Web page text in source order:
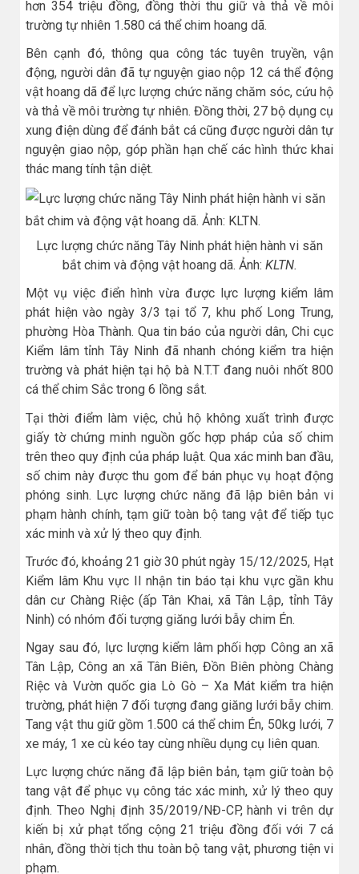
hơn 354 triệu đồng, đồng thời thu giữ và thả về môi
trường tự nhiên 1.580 cá thể chim hoang dã.
Bên cạnh đó, thông qua công tác tuyên truyền, vận
động, người dân đã tự nguyện giao nộp 12 cá thể động
vật hoang dã để lực lượng chức năng chăm sóc, cứu hộ
và thả về môi trường tự nhiên. Đồng thời, 27 bộ dụng cụ
xung điện dùng để đánh bắt cá cũng được người dân tự
nguyện giao nộp, góp phần hạn chế các hình thức khai
thác mang tính tận diệt.
Lực lượng chức năng Tây Ninh phát hiện hành vi săn
bắt chim và động vật hoang dã. Ảnh: KLTN.
Một vụ việc điển hình vừa được lực lượng kiểm lâm
phát hiện vào ngày 3/3 tại tổ 7, khu phố Long Trung,
phường Hòa Thành. Qua tin báo của người dân, Chi cục
Kiểm lâm tỉnh Tây Ninh đã nhanh chóng kiểm tra hiện
trường và phát hiện tại hộ bà N.T.T đang nuôi nhốt 800
cá thể chim Sắc trong 6 lồng sắt.
Tại thời điểm làm việc, chủ hộ không xuất trình được
giấy tờ chứng minh nguồn gốc hợp pháp của số chim
trên theo quy định của pháp luật. Qua xác minh ban đầu,
số chim này được thu gom để bán phục vụ hoạt động
phóng sinh. Lực lượng chức năng đã lập biên bản vi
phạm hành chính, tạm giữ toàn bộ tang vật để tiếp tục
xác minh và xử lý theo quy định.
Trước đó, khoảng 21 giờ 30 phút ngày 15/12/2025, Hạt
Kiểm lâm Khu vực II nhận tin báo tại khu vực gần khu
dân cư Chàng Riệc (ấp Tân Khai, xã Tân Lập, tỉnh Tây
Ninh) có nhóm đối tượng giăng lưới bẫy chim Én.
Ngay sau đó, lực lượng kiểm lâm phối hợp Công an xã
Tân Lập, Công an xã Tân Biên, Đồn Biên phòng Chàng
Riệc và Vườn quốc gia Lò Gò – Xa Mát kiểm tra hiện
trường, phát hiện 7 đối tượng đang giăng lưới bẫy chim.
Tang vật thu giữ gồm 1.500 cá thể chim Én, 50kg lưới, 7
xe máy, 1 xe cù kéo tay cùng nhiều dụng cụ liên quan.
Lực lượng chức năng đã lập biên bản, tạm giữ toàn bộ
tang vật để phục vụ công tác xác minh, xử lý theo quy
định. Theo Nghị định 35/2019/NĐ-CP, hành vi trên dự
kiến bị xử phạt tổng cộng 21 triệu đồng đối với 7 cá
nhân, đồng thời tịch thu toàn bộ tang vật, phương tiện vi
phạm.